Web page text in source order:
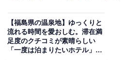
望雲（画像：「望雲」公式Webサイトより）
【福島県の温泉地】ゆっくりと
流れる時間を愛おしむ。滞在満
足度のクチコミが素晴らしい
「一度は泊まりたいホテル」3